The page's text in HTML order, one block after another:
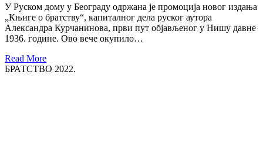
У Руском дому у Београду одржана је промоција новог издања
„Књиге о братству“, капиталног дела руског аутора
Александра Курчанинова, први пут објављеног у Нишу давне
1936. године. Ово вече окупило…
Read More
БРАТСТВО 2022.